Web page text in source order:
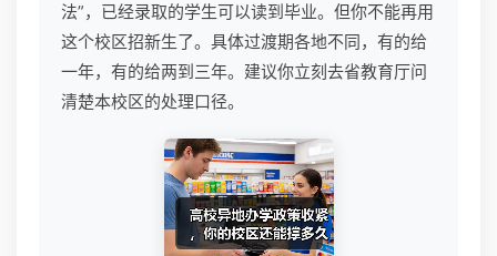
法”，已经录取的学生可以读到毕业。但你不能再用
这个校区招新生了。具体过渡期各地不同，有的给
一年，有的给两到三年。建议你立刻去省教育厅问
清楚本校区的处理口径。